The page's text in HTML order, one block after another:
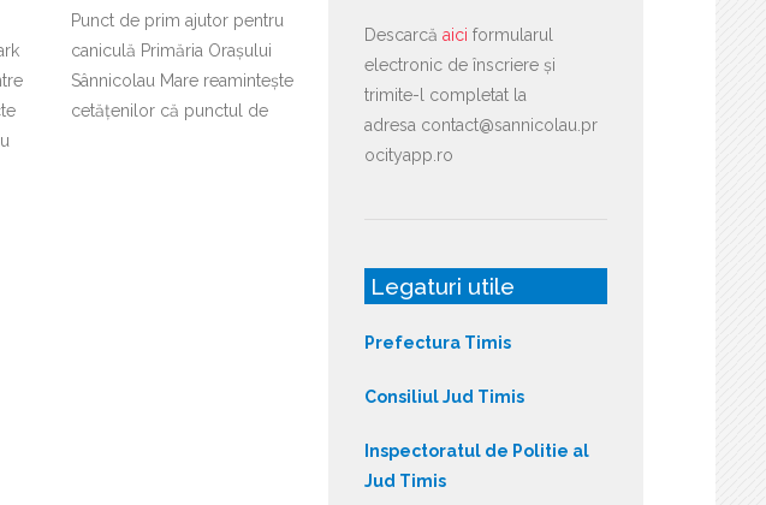
Punct de prim ajutor pentru
caniculă Primăria Orașului
Sânnicolau Mare reamintește
cetățenilor că punctul de
Descarcă aici formularul
electronic de înscriere și
trimite-l completat la
adresa contact@sannicolau.pr
ocityapp.ro
Legaturi utile
Prefectura Timis
Consiliul Jud Timis
Inspectoratul de Politie al
Jud Timis